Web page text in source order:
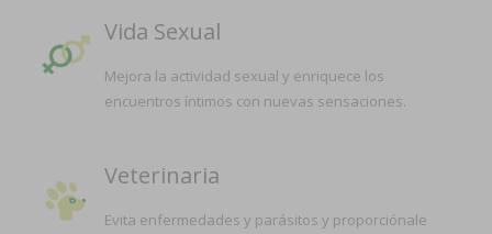
Vida Sexual
Mejora la actividad sexual y enriquece los
encuentros íntimos con nuevas sensaciones.
Veterinaria
Evita enfermedades y parásitos y proporciónale